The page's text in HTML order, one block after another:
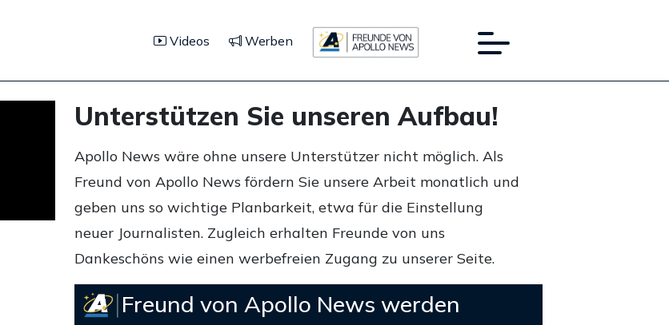
Videos Werben
Unterstützen Sie unseren Aufbau!
Apollo News wäre ohne unsere Unterstützer nicht möglich. Als
Freund von Apollo News fördern Sie unsere Arbeit monatlich und
geben uns so wichtige Planbarkeit, etwa für die Einstellung
neuer Journalisten. Zugleich erhalten Freunde von uns
Dankeschöns wie einen werbefreien Zugang zu unserer Seite.
Freund von Apollo News werden